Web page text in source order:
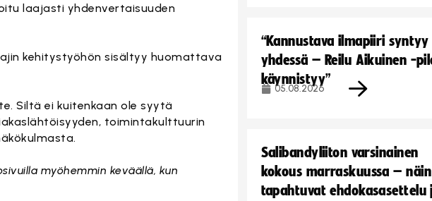
laajasti yhdenvertaisuuden
kehitystyöhön sisältyy huomattava
Siltä ei kuitenkaan ole syytä
toimintakulttuurin
myöhemmin keväällä, kun
“Kannustava ilmapiiri syntyy
yhdessä – Reilu Aikuinen -
käynnistyy”
05.08.2026
Salibandyliiton varsinainen
kokous marraskuussa – näin
tapahtuvat ehdokasasettelu